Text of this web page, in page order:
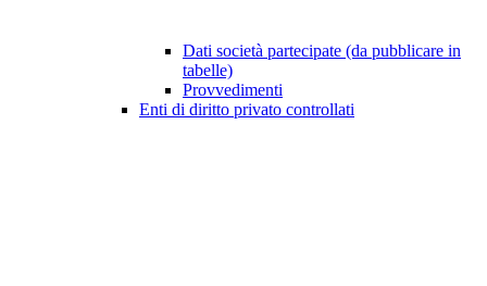
Dati società partecipate (da pubblicare in
tabelle)
Provvedimenti
Enti di diritto privato controllati